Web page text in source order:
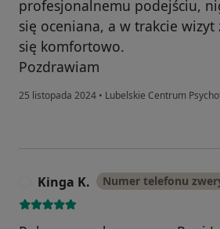
profesjonalnemu podejściu,
się oceniana, a w trakcie wizyt
się komfortowo.
Pozdrawiam
25 listopada 2024 • Lubelskie Centrum
Kinga K. Numer telefonu